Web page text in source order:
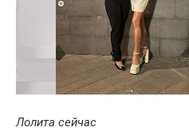
Лолита сейчас